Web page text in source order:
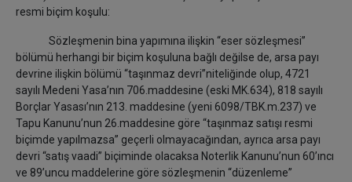
resmi biçim koşulu:
Sözleşmenin bina yapımına ilişkin “eser sözleşmesi”
bölümü herhangi bir biçim koşuluna bağlı değilse de, arsa payı
devrine ilişkin bölümü “taşınmaz devri”niteliğinde olup, 4721
sayılı Medeni Yasa’nın 706.maddesine (eski MK.634), 818 sayılı
Borçlar Yasası’nın 213. maddesine (yeni 6098/TBK.m.237) ve
Tapu Kanunu’nun 26.maddesine göre “taşınmaz satışı resmi
biçimde yapılmazsa” geçerli olmayacağından, ayrıca arsa payı
devri “satış vaadi” biçiminde olacaksa Noterlik Kanunu’nun 60’ıncı
ve 89’uncu maddelerine göre sözleşmenin “düzenleme”